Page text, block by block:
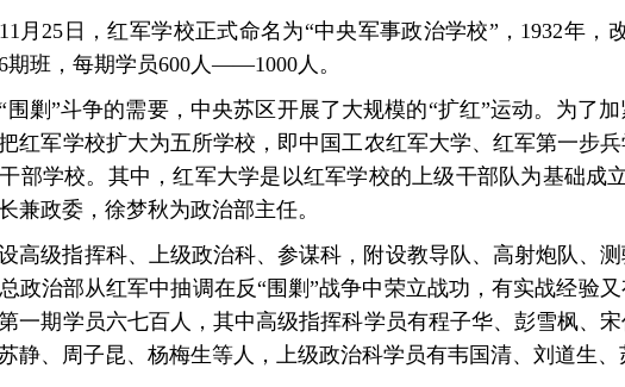
月25日，红军学校正式命名为“中央军事政治学校”，1932年，
期班，每期学员600人——1000人。
围剿”斗争的需要，中央苏区开展了大规模的“扩红”运动。为了
红军学校扩大为五所学校，即中国工农红军大学、红军第一步
部学校。其中，红军大学是以红军学校的上级干部队为基础成
兼政委，徐梦秋为政治部主任。
高级指挥科、上级政治科、参谋科，附设教导队、高射炮队、
政治部从红军中抽调在反“围剿”战争中荣立战功，有实战经验
一期学员六七百人，其中高级指挥科学员有程子华、彭雪枫、
静、周子昆、杨梅生等人，上级政治科学员有韦国清、刘道生、